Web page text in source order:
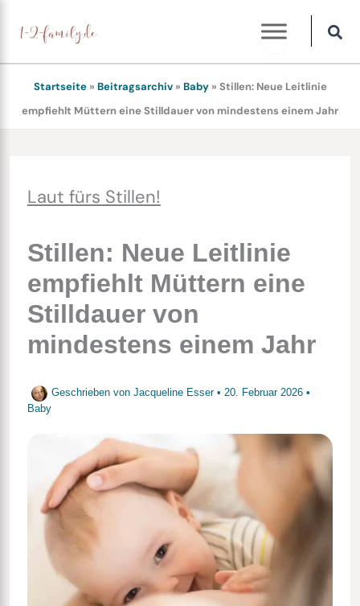
Inhalt
springen
Startseite» Beitragsarchiv» Baby» Stillen: Neue Leitlinie
empfiehlt Müttern eine Stilldauer von mindestens einem Jahr
Laut fürs Stillen!
Stillen: Neue Leitlinie
empfiehlt Müttern eine
Stilldauer von
mindestens einem Jahr
Geschrieben von Jacqueline Esser • 20. Februar 2026 •
Baby